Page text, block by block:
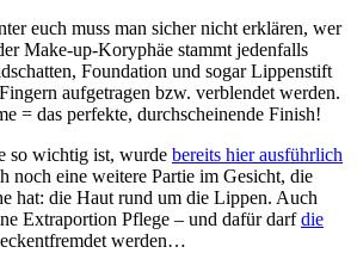
euch muss man sicher nicht erklären, wer
Make-up-Koryphäe stammt jedenfalls
Foundation und sogar Lippenstift
aufgetragen bzw. verblendet werden.
= das perfekte, durchscheinende Finish!
so wichtig ist, wurde bereits hier ausführlich
noch eine weitere Partie im Gesicht, die
hat: die Haut rund um die Lippen. Auch
Extraportion Pflege – und dafür darfdie
werden…